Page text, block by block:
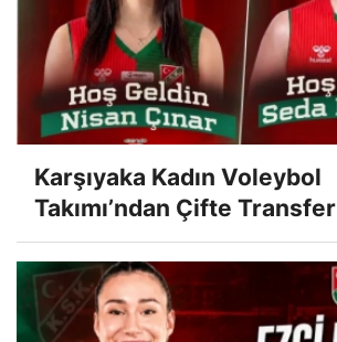
Karşıyaka Kadın Voleybol
Takımı’ndan Çifte Transfer